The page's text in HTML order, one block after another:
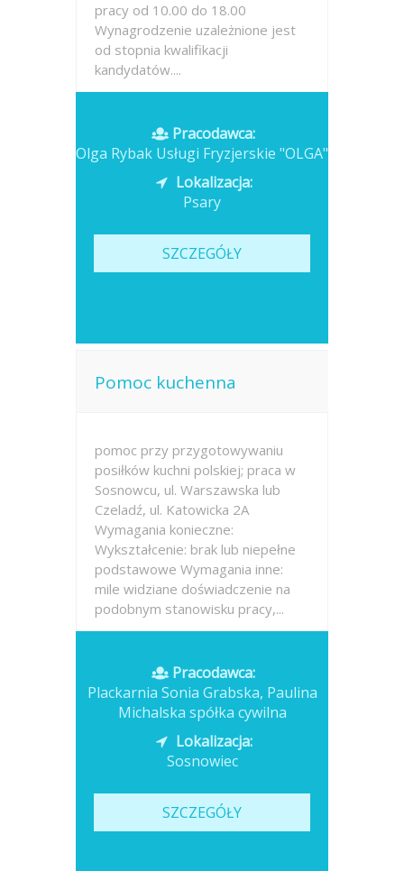
pracy od 10.00 do 18.00
Wynagrodzenie uzależnione jest
od stopnia kwalifikacji
kandydatów....
Pracodawca:
Olga Rybak Usługi Fryzjerskie "OLGA"
Lokalizacja:
Psary
SZCZEGÓŁY
Pomoc kuchenna
pomoc przy przygotowywaniu
posiłków kuchni polskiej; praca w
Sosnowcu, ul. Warszawska lub
Czeladź, ul. Katowicka 2A
Wymagania konieczne:
Wykształcenie: brak lub niepełne
podstawowe Wymagania inne:
mile widziane doświadczenie na
podobnym stanowisku pracy,...
Pracodawca:
Plackarnia Sonia Grabska, Paulina
Michalska spółka cywilna
Lokalizacja:
Sosnowiec
SZCZEGÓŁY